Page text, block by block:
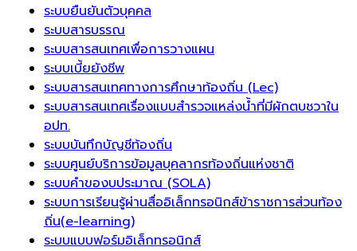
ระบบยืนยันตัวบุคคล
ระบบสารบรรณ
ระบบสารสนเทศเพื่อการวางแผน
ระบบเบี้ยยังชีพ
ระบบสารสนเทศทางการศึกษาท้องถิ่น (Lec)
ระบบสารสนเทศเรื่องแบบสำรวจแหล่งน้ำที่มีผักตบชวาใน
อปท.
ระบบบันทึกบัญชีท้องถิ่น
ระบบศูนย์บริการข้อมูลบุคลากรท้องถิ่นแห่งชาติ
ระบบคำของบประมาณ (SOLA)
ระบบการเรียนรู้ผ่านสื่ออิเล็กทรอนิกส์ข้าราชการส่วนท้อง
ถิ่น(e-learning)
ระบบแบบฟอร์มอิเล็กทรอนิกส์